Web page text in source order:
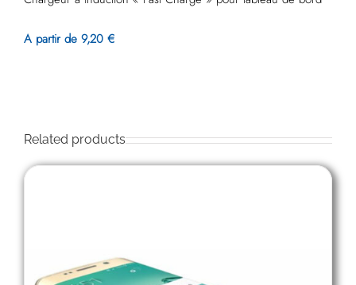
A partir de 9,20 €
Related products